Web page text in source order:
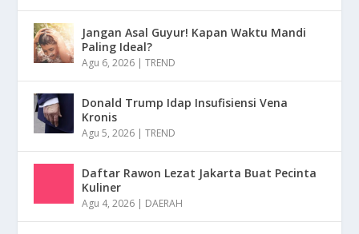
Jangan Asal Guyur! Kapan Waktu Mandi
Paling Ideal?
Agu 6, 2026 |TREND
Donald Trump Idap Insufisiensi Vena
Kronis
Agu 5, 2026 |TREND
Daftar Rawon Lezat Jakarta Buat Pecinta
Kuliner
Agu 4, 2026 | DAERAH